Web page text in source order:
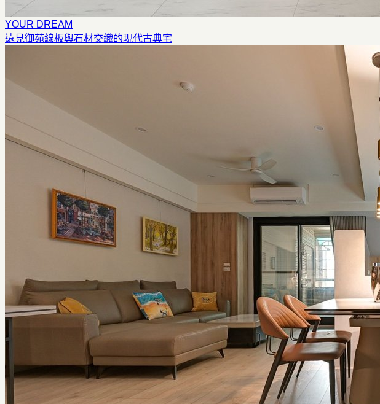
YOUR DREAM
遠見御苑線板與石材交織的現代古典宅